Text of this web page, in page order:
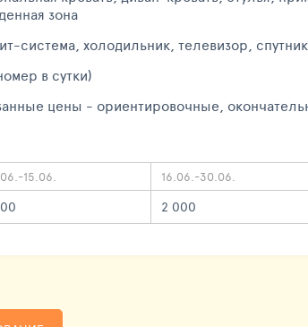
зона
система, холодильник, телевизор,
в сутки)
цены - ориентировочные,
15.06. 16.06.-30.06.
2 000